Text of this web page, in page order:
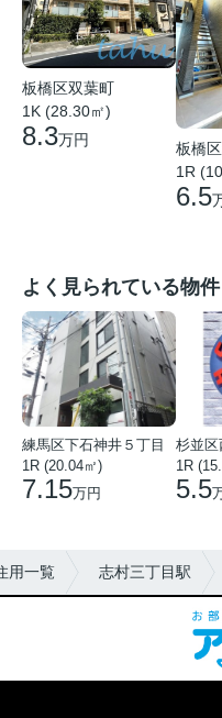
板橋区双葉町
1K (28.30㎡)
8.3万円
板橋
1R
6.5
よく見られている物件
練馬区下石神井５丁目
1R (20.04㎡)
7.15万円
杉並区
1R
5.5
用一覧 志村三丁目駅